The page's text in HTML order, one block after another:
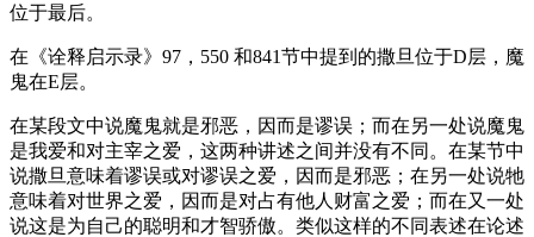
位于最后。
在《诠释启示录》97，550 和841节中提到的撒旦位于D层，魔
鬼在E层。
在某段文中说魔鬼就是邪恶，因而是谬误；而在另一处说魔鬼
是我爱和对主宰之爱，这两种讲述之间并没有不同。在某节中
说撒旦意味着谬误或对谬误之爱，因而是邪恶；在另一处说牠
意味着对世界之爱，因而是对占有他人财富之爱；而在又一处
说这是为自己的聪明和才智骄傲。类似这样的不同表述在论述